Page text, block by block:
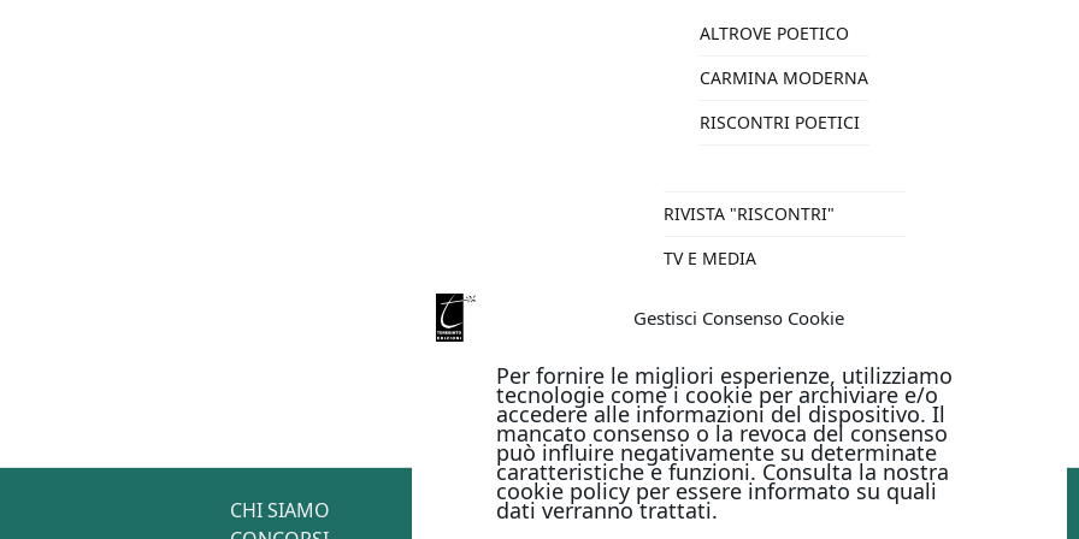
Gestisci Consenso Cookie
Per fornire le migliori esperienze, utilizziamo
tecnologie come i cookie per archiviare e/o
accedere alle informazioni del dispositivo. Il
mancato consenso o la revoca del consenso
può influire negativamente su determinate
caratteristiche e funzioni. Consulta la nostra
cookie policy per essere informato su quali
dati verranno trattati.
ALTROVE POETICO
CARMINA MODERNA
RISCONTRI POETICI
RIVISTA "RISCONTRI"
TV E MEDIA
CHI SIAMO
PAGAMENTI ONLINE CON